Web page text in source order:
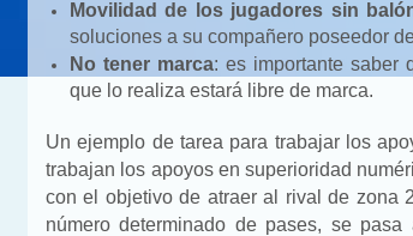
Movilidad de los jugadores sin
soluciones a su compañero poseedor
No tener marca: es importante saber
que lo realiza estará libre de marca.
Un ejemplo de tarea para trabajar los
trabajan los apoyos en superioridad
con el objetivo de atraer al rival de zona
número determinado de pases, se